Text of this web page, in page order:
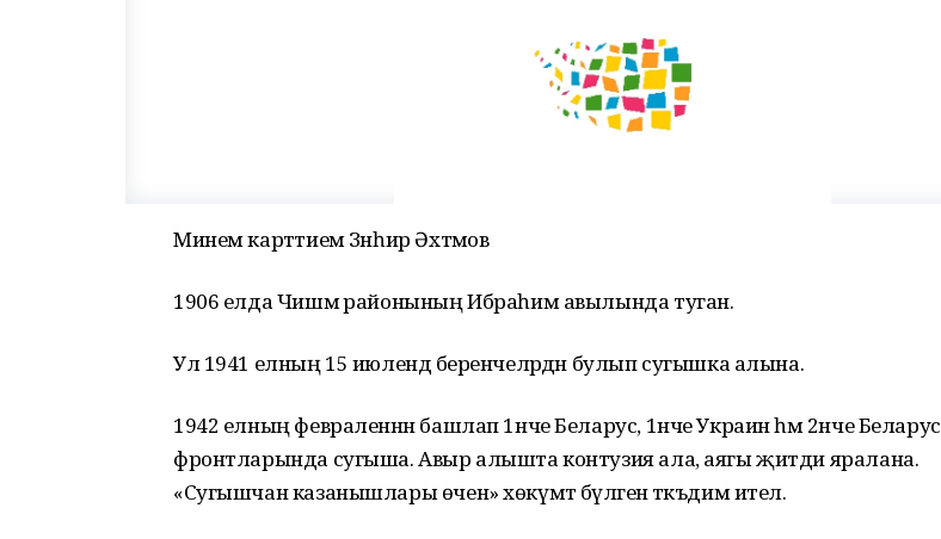
Минем картәтием Зәнһир Әхтәмов
1906 елда Чишмә районының Ибраһим авылында туган.
Ул 1941 елның 15 июлендә беренчеләрдән булып сугышка алына.
1942 елның февраленнән башлап 1нче Беларус, 1нче Украин һәм 2нче Беларус
фронтларында сугыша. Авыр алышта контузия ала, аягы җитди яралана.
«Сугышчан казанышлары өчен» хөкүмәт бүләгенә тәкъдим ителә.